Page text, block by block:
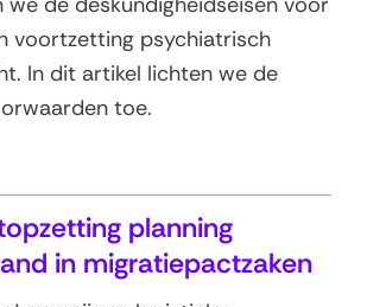
voortzetting psychiatrisch
In dit artikel lichten we de
toe.
planning
in migratiepactzaken